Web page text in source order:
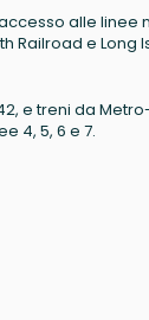
alle linee
Railroad e Long
e treni da
4, 5, 6 e 7.